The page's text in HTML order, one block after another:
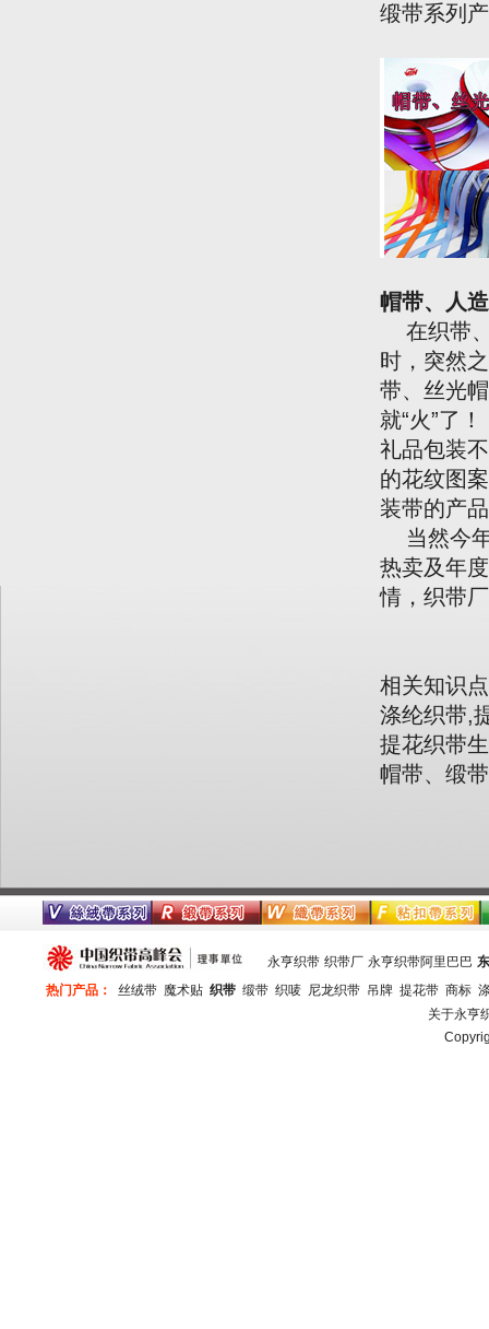
缎带系列
帽带、人
在织带、
时，突然
带、丝光
就“火”了！
礼品包装
的花纹图
装带的产
当然今年
热卖及年
情，织带
相关知识点
涤纶织带,
提花织带
帽带、缎
永亨织带 织带厂 永亨织带阿里巴巴
热门产品：
丝绒带 魔术贴 织带 缎带 织唛 尼龙织带 吊牌 提花带 商标
关于永亨